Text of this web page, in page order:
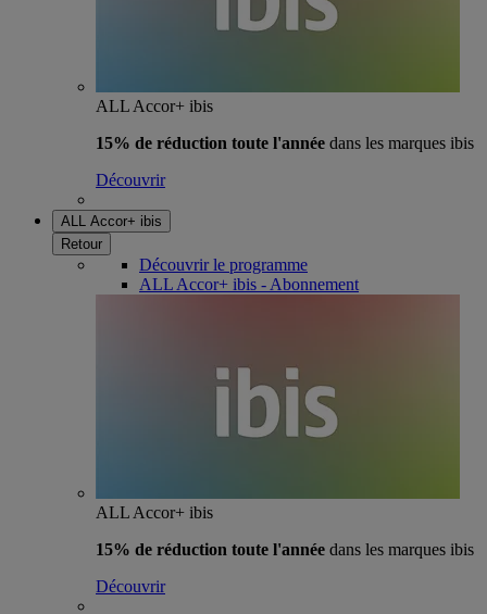
ALL Accor+ ibis
15% de réduction toute l'année dans les marques ibis
Découvrir
ALL Accor+ ibis
Retour
Découvrir le programme
ALL Accor+ ibis - Abonnement
ALL Accor+ ibis
15% de réduction toute l'année dans les marques ibis
Découvrir